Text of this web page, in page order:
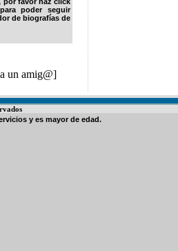
poder seguir
de biografías de
un amig@]
y es mayor de edad.